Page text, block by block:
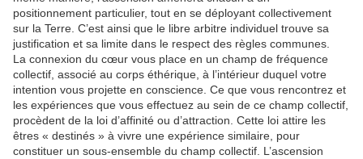
positionnement particulier, tout en se déployant collectivement
sur la Terre. C’est ainsi que le libre arbitre individuel trouve sa
justification et sa limite dans le respect des règles communes.
La connexion du cœur vous place en un champ de fréquence
collectif, associé au corps éthérique, à l’intérieur duquel votre
intention vous projette en conscience. Ce que vous rencontrez et
les expériences que vous effectuez au sein de ce champ collectif,
procèdent de la loi d’affinité ou d’attraction. Cette loi attire les
êtres « destinés » à vivre une expérience similaire, pour
constituer un sous-ensemble du champ collectif. L’ascension